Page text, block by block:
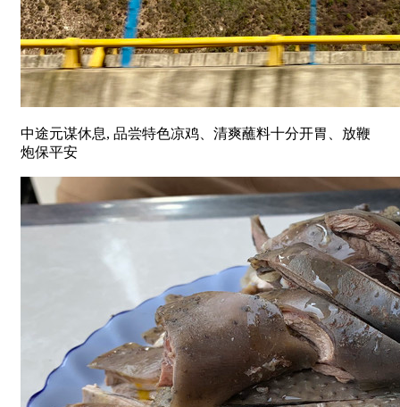
中途元谋休息, 品尝特色凉鸡、清爽蘸料十分开胃、放鞭
炮保平安